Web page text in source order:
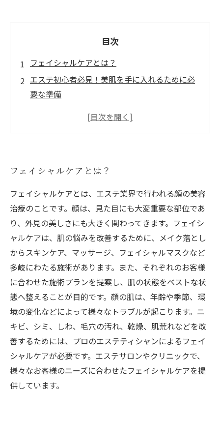
目次
フェイシャルケアとは？
エステ初心者必見！美肌を手に入れるために必
要な準備
フェイシャルエステの種類と特徴
フェイシャルケアとは？
フェイシャルケアとは、エステ業界で行われる顔の美容
治療のことです。顔は、見た目にも大変重要な部位であ
り、外見の美しさにも大きく関わってきます。フェイシ
ャルケアは、肌の悩みを改善するために、メイク落とし
からスキンケア、マッサージ、フェイシャルマスクなど
多岐にわたる施術があります。また、それぞれのお客様
に合わせた施術プランを提案し、肌の状態をベストな状
態へ整えることが目的です。顔の肌は、年齢や季節、環
境の変化などによって様々なトラブルが起こります。ニ
キビ、シミ、しわ、毛穴の汚れ、乾燥、肌荒れなどを改
善するためには、プロのエステティシャンによるフェイ
シャルケアが必要です。エステサロンやクリニックで、
様々なお客様のニーズに合わせたフェイシャルケアを提
供しています。